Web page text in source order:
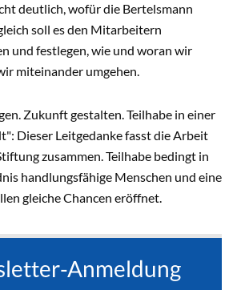
deutlich, wofür die Bertelsmann
soll es den Mitarbeitern
und festlegen, wie und woran wir
miteinander umgehen.
Zukunft gestalten. Teilhabe in einer
Dieser Leitgedanke fasst die Arbeit
zusammen. Teilhabe bedingt in
handlungsfähige Menschen und eine
gleiche Chancen eröffnet.
Anmeldung